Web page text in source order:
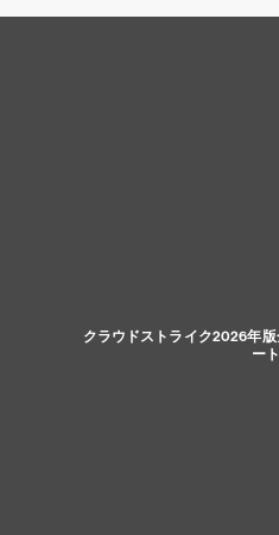
クラウドストライク2026年
ート